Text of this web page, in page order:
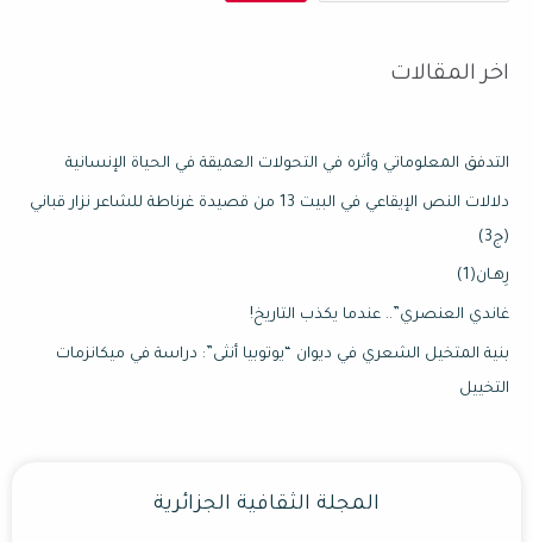
اخر المقالات
التدفق المعلوماتي وأثره في التحولات العميقة في الحياة الإنسانية
دلالات النص الإيقاعي في البيت 13 من قصيدة غرناطة للشاعر نزار قباني
(ج3)
رِهـان(1)
غاندي العنصري”.. عندما يكذب التاريخ!
بنية المتخيل الشعري في ديوان “يوتوبيا أنثى”: دراسة في ميكانزمات
التخييل
المجلة الثقافية الجزائرية